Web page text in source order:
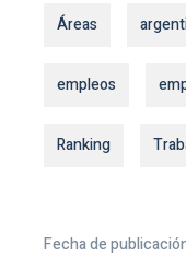
Áreas
empleos
Ranking
Fecha de